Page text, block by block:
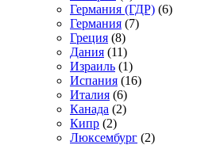
Германия (ГДР) (6)
Германия (7)
Греция (8)
Дания (11)
Израиль (1)
Испания (16)
Италия (6)
Канада (2)
Кипр (2)
Люксембург (2)